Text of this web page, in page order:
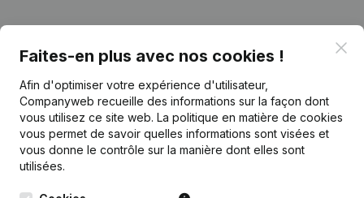
Faites-en plus avec nos cookies !
Afin d'optimiser votre expérience d'utilisateur,
Companyweb recueille des informations sur la façon dont
vous utilisez ce site web. La politique en matière de cookies
vous permet de savoir quelles informations sont visées et
vous donne le contrôle sur la manière dont elles sont
utilisées.
Français
Kantorenpark Everest
248D,
Monitoring
Recherche internationale